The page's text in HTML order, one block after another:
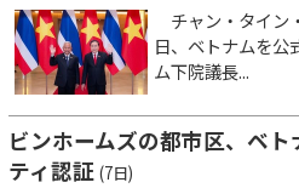
チャン・タイン
日、ベトナムを公
ム下院議長...
ビンホームズの都市区、ベ
ティ認証 (7日)